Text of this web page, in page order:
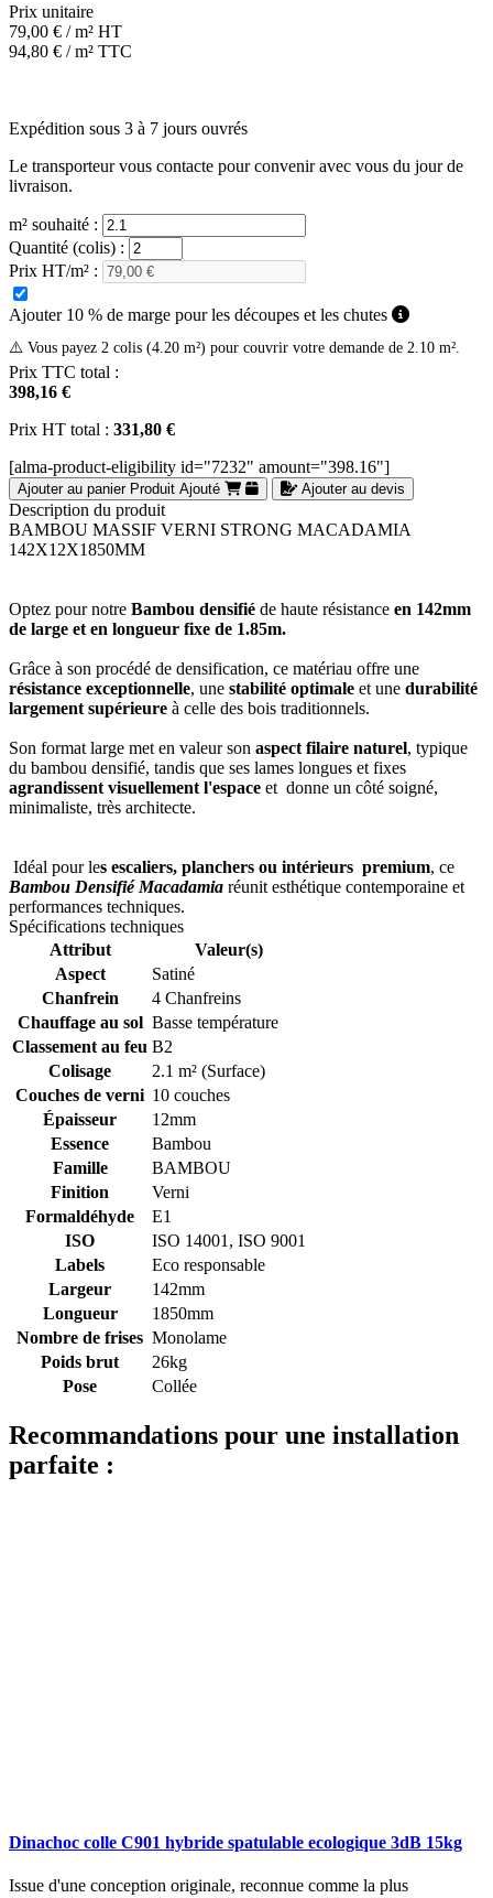
Prix unitaire
79,00 € / m² HT
94,80 € / m² TTC
Expédition sous 3 à 7 jours ouvrés
Le transporteur vous contacte pour convenir avec vous du jour de
livraison.
m² souhaité :
Quantité (colis) :
Prix HT/m² :
Ajouter 10 % de marge pour les découpes et les chutes
⚠️ Vous payez 2 colis (4.20 m²) pour couvrir votre demande de 2.10 m².
Prix TTC total :
398,16 €
Prix HT total : 331,80 €
[alma-product-eligibility id="7232" amount="398.16"]
Ajouter au panier Produit Ajouté Ajouter au devis
Description du produit
BAMBOU MASSIF VERNI STRONG MACADAMIA
142X12X1850MM
Optez pour notre Bambou densifié de haute résistance en 142mm
de large et en longueur fixe de 1.85m.
Grâce à son procédé de densification, ce matériau offre une
résistance exceptionnelle, une stabilité optimale et une durabilité
largement supérieure à celle des bois traditionnels.
Son format large met en valeur son aspect filaire naturel, typique
du bambou densifié, tandis que ses lames longues et fixes
agrandissent visuellement l'espace et donne un côté soigné,
minimaliste, très architecte.
Idéal pour les escaliers, planchers ou intérieurs premium, ce
Bambou Densifié Macadamia réunit esthétique contemporaine et
performances techniques.
Spécifications techniques
Attribut
Valeur(s)
Aspect
Satiné
Chanfrein
4 Chanfreins
Chauffage au sol Basse température
Classement au feu B2
Colisage
2.1 m² (Surface)
Couches de verni 10 couches
Épaisseur
12mm
Essence
Bambou
Famille
BAMBOU
Finition
Verni
Formaldéhyde
E1
ISO
ISO 14001, ISO 9001
Labels
Eco responsable
Largeur
142mm
Longueur
1850mm
Nombre de frises Monolame
Poids brut
26kg
Pose
Collée
Recommandations pour une installation
parfaite :
Dinachoc colle C901 hybride spatulable ecologique 3dB 15kg
Issue d'une conception originale, reconnue comme la plus